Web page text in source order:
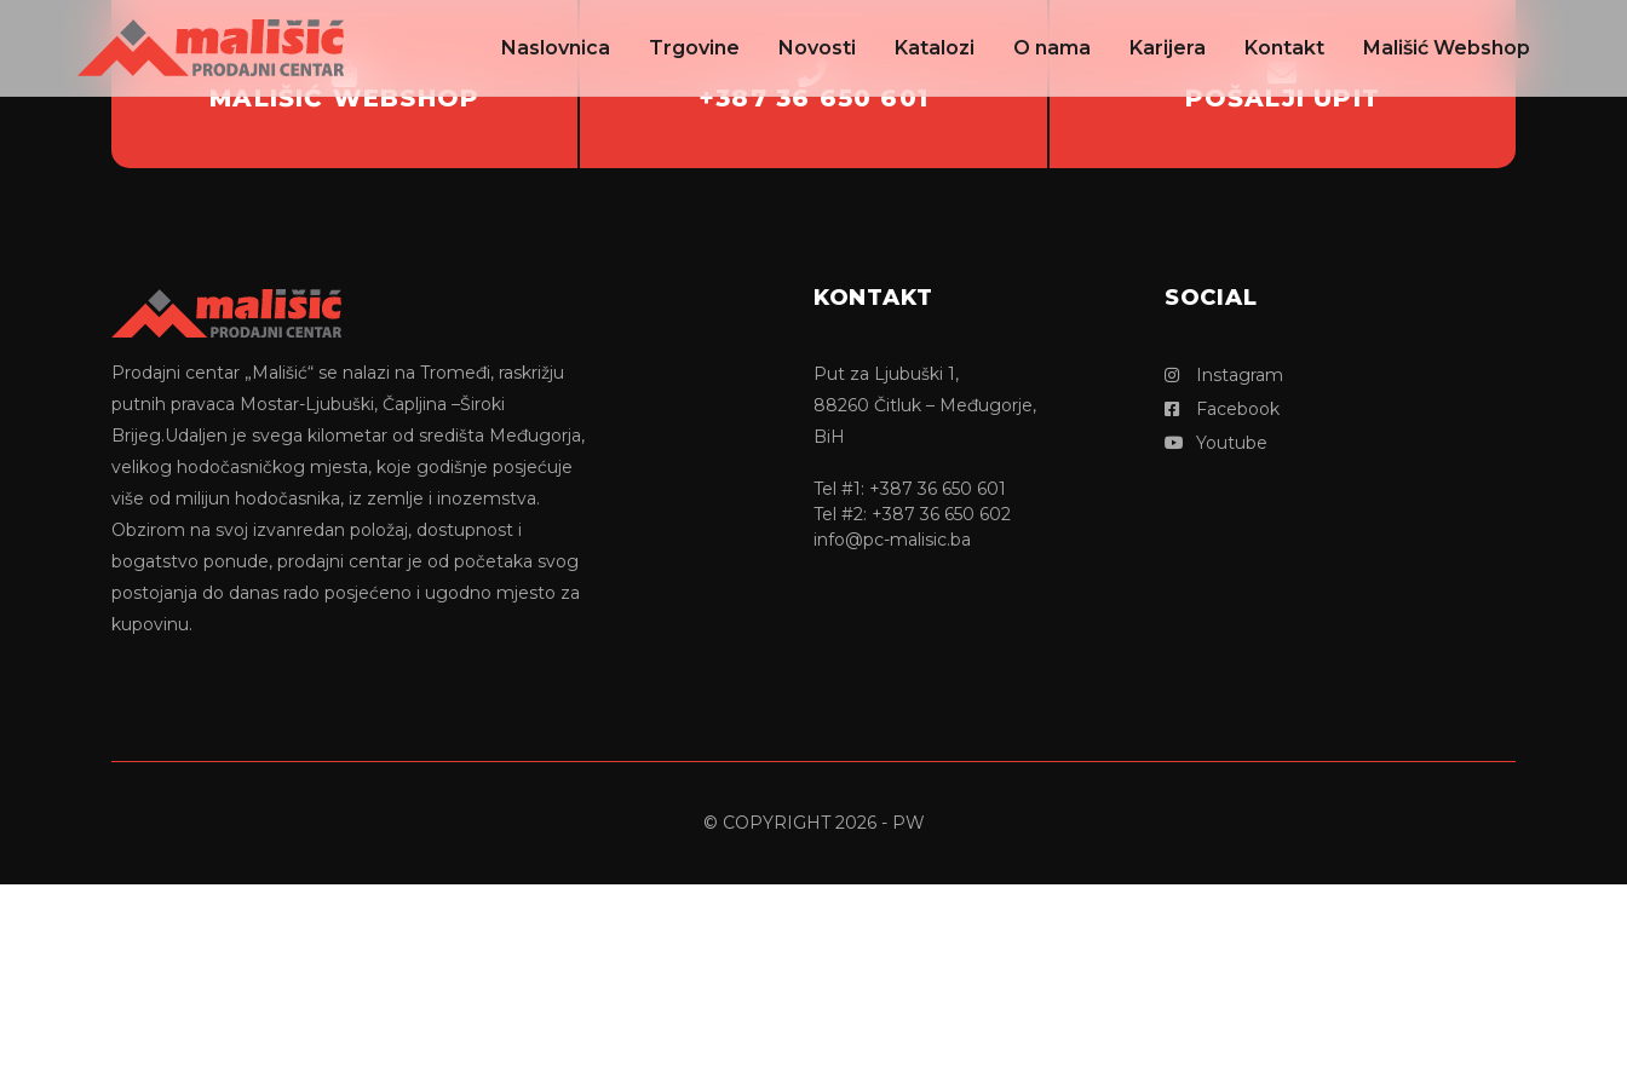
Naslovnica Trgovine Novosti Katalozi O nama Karijera Kontakt Mališić Webshop
MALIŠIĆ WEBSHOP +387 36 650 601 POŠALJI UPIT
Prodajni centar „Mališić“ se nalazi na Tromeđi, raskrižju
putnih pravaca Mostar-Ljubuški, Čapljina –Široki
Brijeg.Udaljen je svega kilometar od središta Međugorja,
velikog hodočasničkog mjesta, koje godišnje posjećuje
više od milijun hodočasnika, iz zemlje i inozemstva.
Obzirom na svoj izvanredan položaj, dostupnost i
bogatstvo ponude, prodajni centar je od početaka svog
postojanja do danas rado posjećeno i ugodno mjesto za
kupovinu.
KONTAKT
Put za Ljubuški 1,
88260 Čitluk – Međugorje,
BiH
Tel #1: +387 36 650 601
Tel #2: +387 36 650 602
info@pc-malisic.ba
SOCIAL
Instagram
Facebook
Youtube
© COPYRIGHT 2026 - PW